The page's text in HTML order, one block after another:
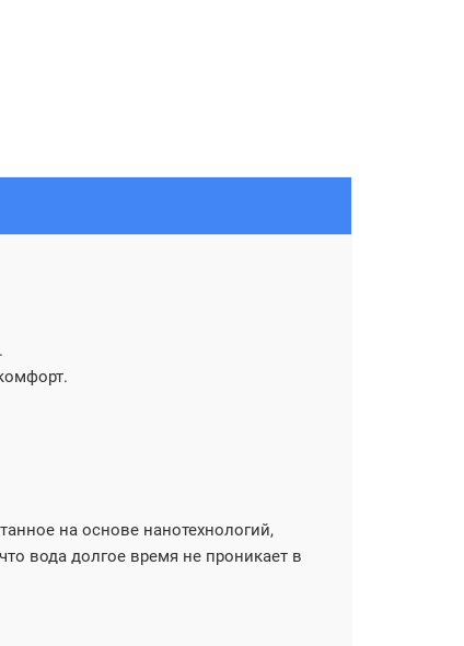
на основе нанотехнологий,
вода долгое время не проникает в